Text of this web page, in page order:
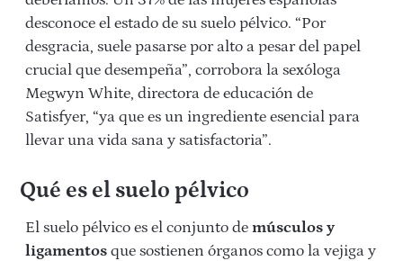
desconoce el estado de su suelo pélvico. “Por
desgracia, suele pasarse por alto a pesar del papel
crucial que desempeña”, corrobora la sexóloga
Megwyn White, directora de educación de
Satisfyer, “ya que es un ingrediente esencial para
llevar una vida sana y satisfactoria”.
Qué es el suelo pélvico
El suelo pélvico es el conjunto de músculos y
ligamentos que sostienen órganos como la vejiga y